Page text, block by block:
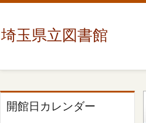
埼玉県立図書館
開館日カレンダー